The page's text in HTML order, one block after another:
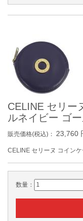
CELINE セリー
ルネイビー ゴ
販売価格(税込)： 23,760
CELINE セリーヌ コイン
数量：